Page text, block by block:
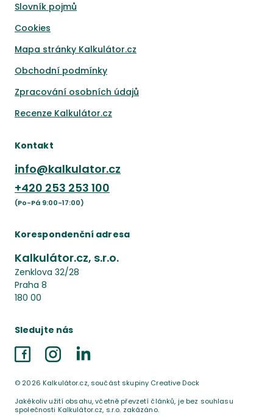
Slovník pojmů
Cookies
Mapa stránky Kalkulátor.cz
Obchodní podmínky
Zpracování osobních údajů
Recenze Kalkulátor.cz
Kontakt
info@kalkulator.cz
+420 253 253 100
(Po-Pá 9:00-17:00)
Korespondenční adresa
Kalkulátor.cz, s.r.o.
Zenklova 32/28
Praha 8
180 00
Sledujte nás
FacebookInstagramLinkedIn
© 2026 Kalkulátor.cz, součást skupiny Creative Dock
Jakékoliv užití obsahu, včetně převzetí článků, je bez souhlasu
společnosti Kalkulátor.cz, s.r.o. zakázáno.